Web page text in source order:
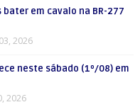
em cavalo na BR-277
2026
neste sábado (1º/08) em
2026